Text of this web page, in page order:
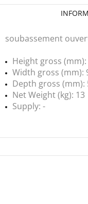
soubassement
Height gross (mm):
Width gross (mm):
Depth gross (mm):
Net Weight (kg): 13
Supply: -